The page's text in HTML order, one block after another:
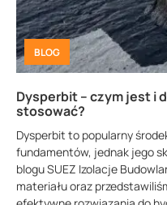
BLOG
Dysperbit – czym jest i
stosować?
Dysperbit to popularny
fundamentów, jednak jego
blogu SUEZ Izolacje
materiału oraz